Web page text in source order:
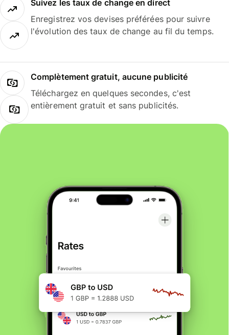
Suivez les taux de change en direct
Enregistrez vos devises préférées pour suivre
l'évolution des taux de change au fil du temps.
Complètement gratuit, aucune publicité
Téléchargez en quelques secondes, c'est
entièrement gratuit et sans publicités.